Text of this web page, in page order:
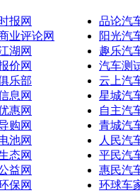
报网
业评论网
湖网
价网
乐部
息网
惠网
购网
池网
态网
益网
保网
品论汽
阳光汽
趣乐汽
汽车测
云上汽
星城汽
自主汽
青城汽
人民汽
平民汽
惠民汽
环球车